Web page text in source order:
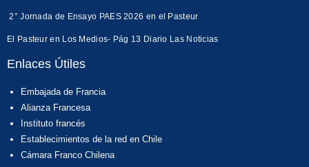
2° Jornada de Ensayo PAES 2026 en el Pasteur
El Pasteur en Los Medios- Pág 13 Diario Las Noticias
Enlaces Útiles
Embajada de Francia
Alianza Francesa
Instituto francés
Establecimientos de la red en Chile
Cámara Franco Chilena